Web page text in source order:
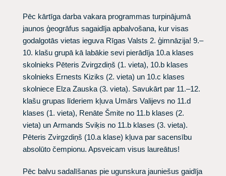
Pēc kārtīga darba vakara programmas turpinājumā
jaunos ģeogrāfus sagaidīja apbalvošana, kur visas
godalgotās vietas ieguva Rīgas Valsts 2. ģimnāzija! 9.–
10. klašu grupā kā labākie sevi pierādīja 10.a klases
skolnieks Pēteris Zvirgzdiņš (1. vieta), 10.b klases
skolnieks Ernests Kiziks (2. vieta) un 10.c klases
skolniece Elza Zauska (3. vieta). Savukārt par 11.–12.
klašu grupas līderiem kļuva Umārs Valijevs no 11.d
klases (1. vieta), Renāte Šmite no 11.b klases (2.
vieta) un Armands Sviķis no 11.b klases (3. vieta).
Pēteris Zvirgzdiņš (10.a klase) kļuva par sacensību
absolūto čempionu. Apsveicam visus laureātus!
Pēc balvu sadalīšanas pie ugunskura jauniešus gaidīja